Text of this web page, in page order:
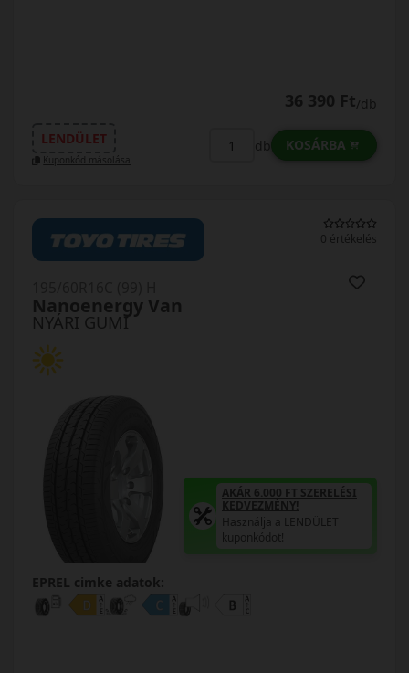
36 390 Ft/db
LENDÜLET
Kuponkód másolása
db KOSÁRBA
0 értékelés
NYÁRI GUMI
Nanoenergy Van
AKÁR 6.000 FT SZERELÉSI
KEDVEZMÉNY!
Használja a LENDÜLET
kuponkódot!
EPREL cimke adatok: